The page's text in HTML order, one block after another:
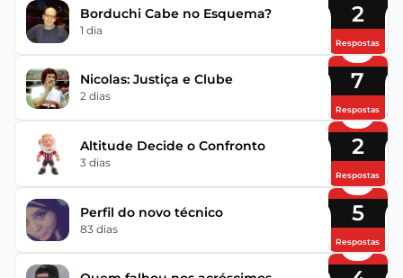
Borduchi Cabe no Esquema?
1 dia
2
Respostas
Nicolas: Justiça e Clube
2 dias
7
Respostas
Altitude Decide o Confronto
3 dias
2
Respostas
Perfil do novo técnico
83 dias
5
Respostas